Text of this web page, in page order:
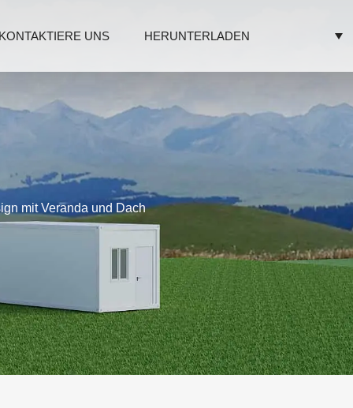
KONTAKTIERE UNS HERUNTERLADEN
mit Veranda und Dach